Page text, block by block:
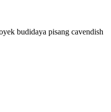
budidaya pisang cavendish